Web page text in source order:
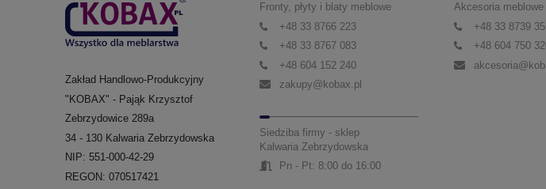
Zakład Handlowo-Produkcyjny
"KOBAX" - Pająk Krzysztof
Zebrzydowice 289a
34 - 130 Kalwaria Zebrzydowska
NIP: 551-000-42-29
REGON: 070517421
Fronty, płyty i blaty meblowe
+48 33 8766 223
+48 33 8767 083
+48 604 152 240
zakupy@kobax.pl
Siedziba firmy - sklep
Kalwaria Zebrzydowska
Pn - Pt: 8:00 do 16:00
Akcesoria meblowe
+48 33 8739
+48 604 750